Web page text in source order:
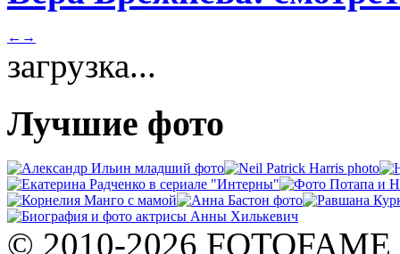
← →
загрузка...
Лучшие фото
© 2010-2026 FOTOFAME